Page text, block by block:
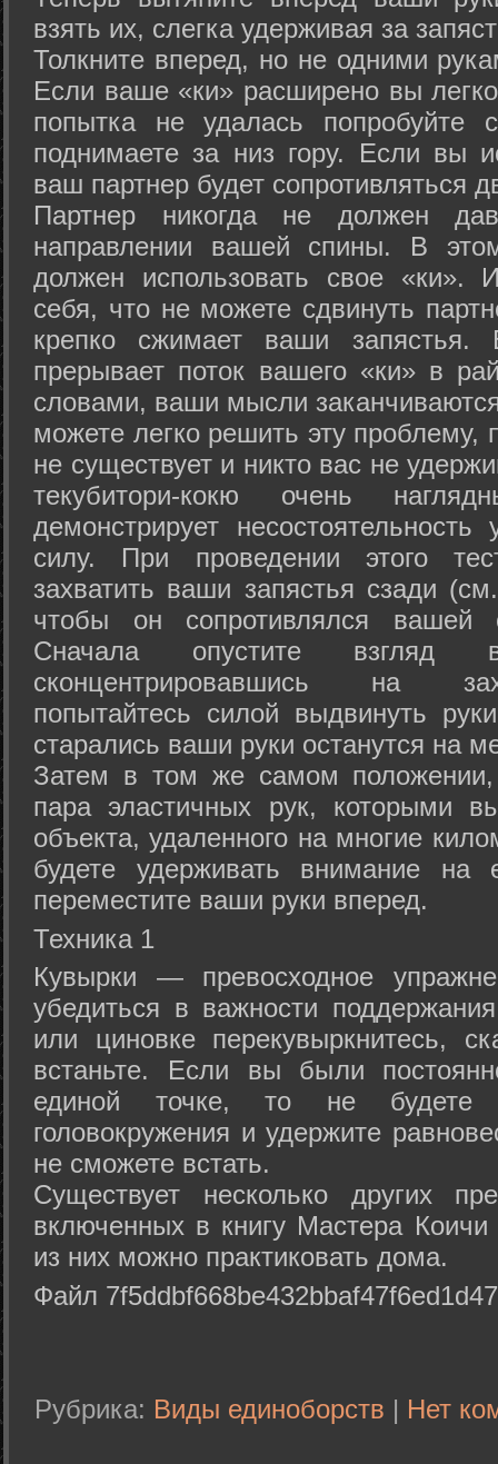
взять их, слегка удерживая за
Толкните вперед, но не одними
Если ваше «ки» расширено вы
попытка не удалась попробуйте
поднимаете за низ гору. Если вы
ваш партнер будет сопротивляться
Партнер никогда не должен
направлении вашей спины. В
должен использовать свое «ки».
себя, что не можете сдвинуть
крепко сжимает ваши запястья.
прерывает поток вашего «ки» в
словами, ваши мысли
можете легко решить эту проблему,
не существует и никто вас не
текубитори-кокю очень
демонстрирует
силу. При проведении этого
захватить ваши запястья сзади
чтобы он сопротивлялся вашей
Сначала опустите
сконцентрировавшись на
попытайтесь силой выдвинуть
старались ваши руки останутся на
Затем в том же самом положении,
пара эластичных рук, которыми
объекта, удаленного на многие
будете удерживать внимание на
переместите ваши руки вперед.
Техника 1
Кувырки — превосходное
убедиться в важности
или циновке перекувыркнитесь,
встаньте. Если вы были
единой точке, то не будете
головокружения и удержите
не сможете встать.
Существует несколько других
включенных в книгу Мастера
из них можно практиковать дома.
Файл
Рубрика: Виды единоборств | Нет